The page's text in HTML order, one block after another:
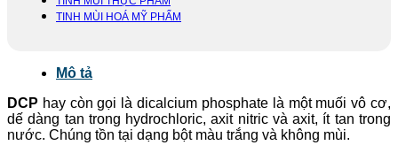
TINH MÙI HOÁ MỸ PHẨM
Mô tả
DCP hay còn gọi là dicalcium phosphate là một muối vô cơ,
dế dàng tan trong hydrochloric, axit nitric và axit, ít tan trong
nước. Chúng tồn tại dạng bột màu trắng và không mùi.